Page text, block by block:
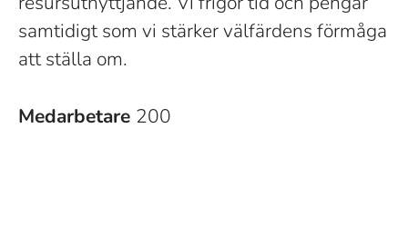
samtidigt som vi stärker välfärdens förmåga
att ställa om.
Medarbetare 200